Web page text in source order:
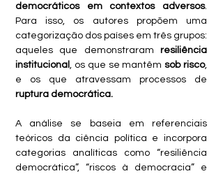
democráticos em contextos adversos.
Para isso, os autores propõem uma
categorização dos países em três grupos:
aqueles que demonstraram resiliência
institucional
, os que se mantêm sob risco,
ruptura democrática.
A análise se baseia em referenciais
teóricos da ciência política e incorpora
categorias analíticas como “resiliência
democrática”, “riscos à democracia” e